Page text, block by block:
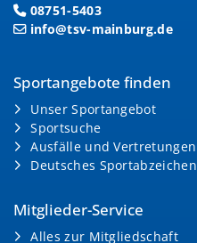
08751-5403
info@tsv-mainburg.de
Sportangebote finden
Unser Sportangebot
Sportsuche
Ausfälle und Vertretungen
Deutsches Sportabzeichen
Mitglieder-Service
Alles zur Mitgliedschaft